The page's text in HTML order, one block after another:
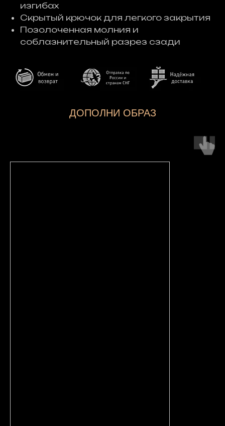
изгибах
Скрытый крючок для легкого закрытия
Позолоченная молния и
соблазнительный разрез сзади
ДОПОЛНИ ОБРАЗ